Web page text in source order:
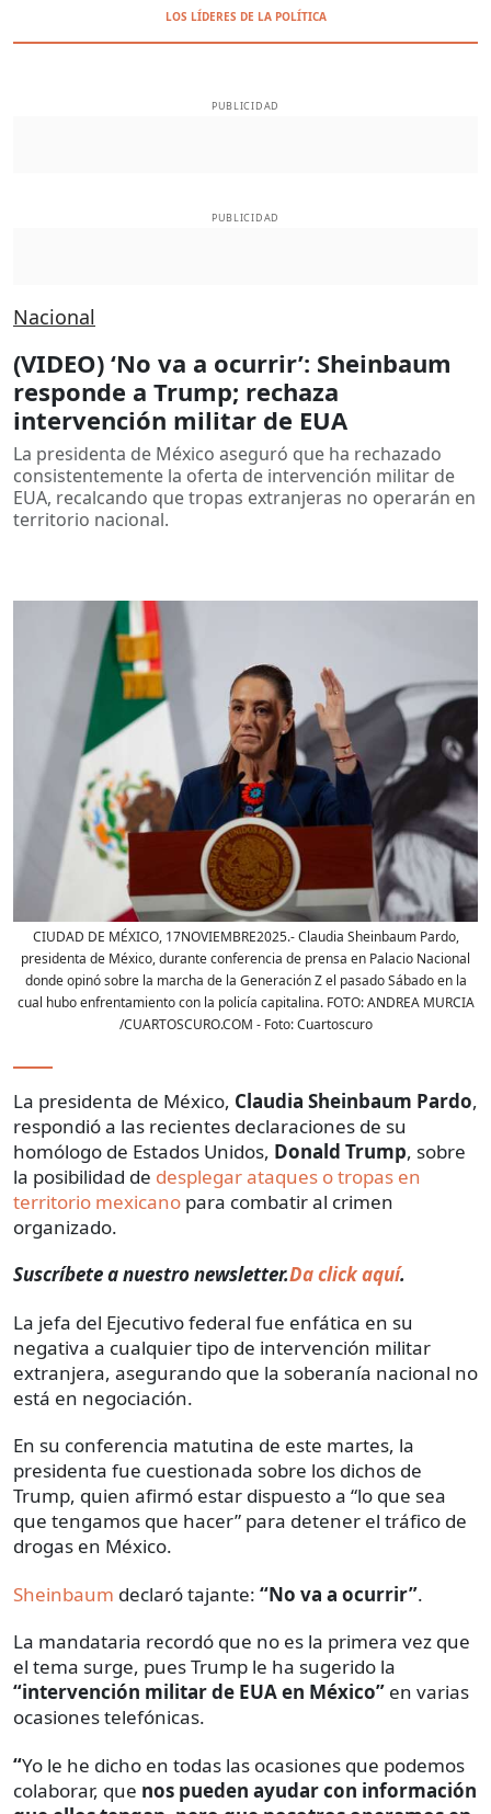
LOS LÍDERES DE LA POLÍTICA
PUBLICIDAD
PUBLICIDAD
Nacional
(VIDEO) ‘No va a ocurrir’: Sheinbaum
responde a Trump; rechaza
intervención militar de EUA
La presidenta de México aseguró que ha rechazado
consistentemente la oferta de intervención militar de
EUA, recalcando que tropas extranjeras no operarán en
territorio nacional.
CIUDAD DE MÉXICO, 17NOVIEMBRE2025.- Claudia Sheinbaum Pardo,
presidenta de México, durante conferencia de prensa en Palacio Nacional
donde opinó sobre la marcha de la Generación Z el pasado Sábado en la
cual hubo enfrentamiento con la policía capitalina. FOTO: ANDREA MURCIA
/CUARTOSCURO.COM - Foto:Cuartoscuro
La presidenta de México, Claudia Sheinbaum Pardo,
respondió a las recientes declaraciones de su
homólogo de Estados Unidos, Donald Trump, sobre
la posibilidad de desplegar ataques o tropas en
territorio mexicano para combatir al crimen
organizado.
Suscríbete a nuestro newsletter.Da click aquí.
La jefa del Ejecutivo federal fue enfática en su
negativa a cualquier tipo de intervención militar
extranjera, asegurando que la soberanía nacional no
está en negociación.
En su conferencia matutina de este martes, la
presidenta fue cuestionada sobre los dichos de
Trump, quien afirmó estar dispuesto a “lo que sea
que tengamos que hacer” para detener el tráfico de
drogas en México.
Sheinbaum declaró tajante: “No va a ocurrir”.
La mandataria recordó que no es la primera vez que
el tema surge, pues Trump le ha sugerido la
“intervención militar de EUA en México” en varias
ocasiones telefónicas.
“Yo le he dicho en todas las ocasiones que podemos
colaborar, que nos pueden ayudar con información